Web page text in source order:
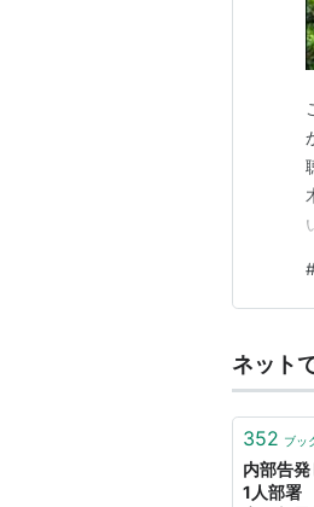
ネット
352 ブッ
内部告
1人部署